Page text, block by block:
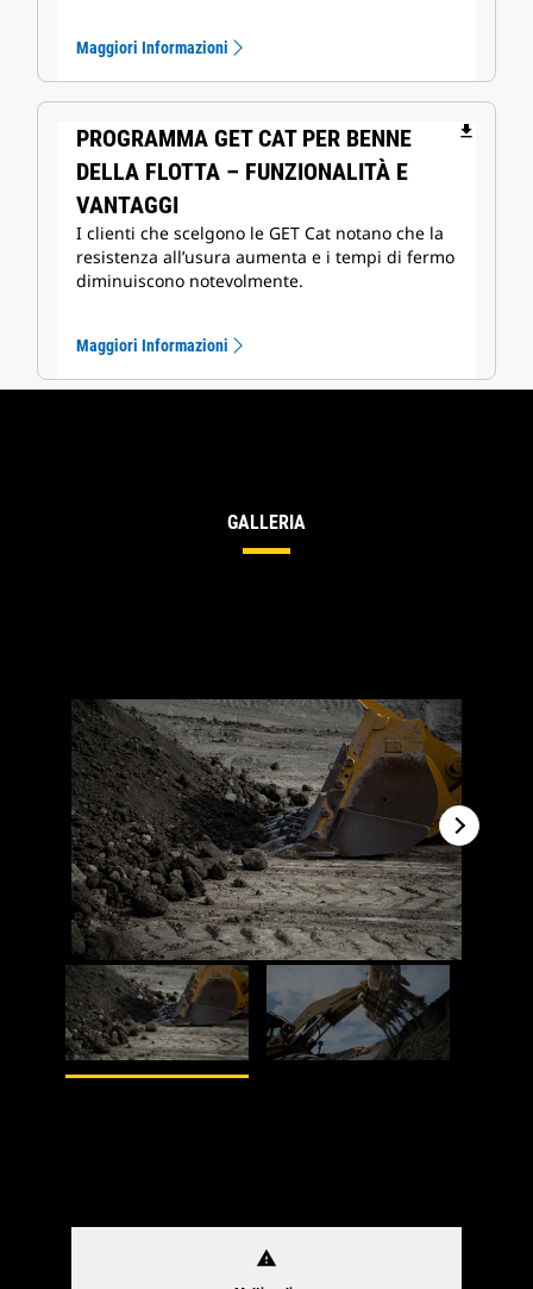
Maggiori Informazioni
PROGRAMMA GET CAT PER BENNE
DELLA FLOTTA – FUNZIONALITÀ E
VANTAGGI
file_download
I clienti che scelgono le GET Cat notano che la
resistenza all’usura aumenta e i tempi di fermo
diminuiscono notevolmente.
Maggiori Informazioni
GALLERIA
warning